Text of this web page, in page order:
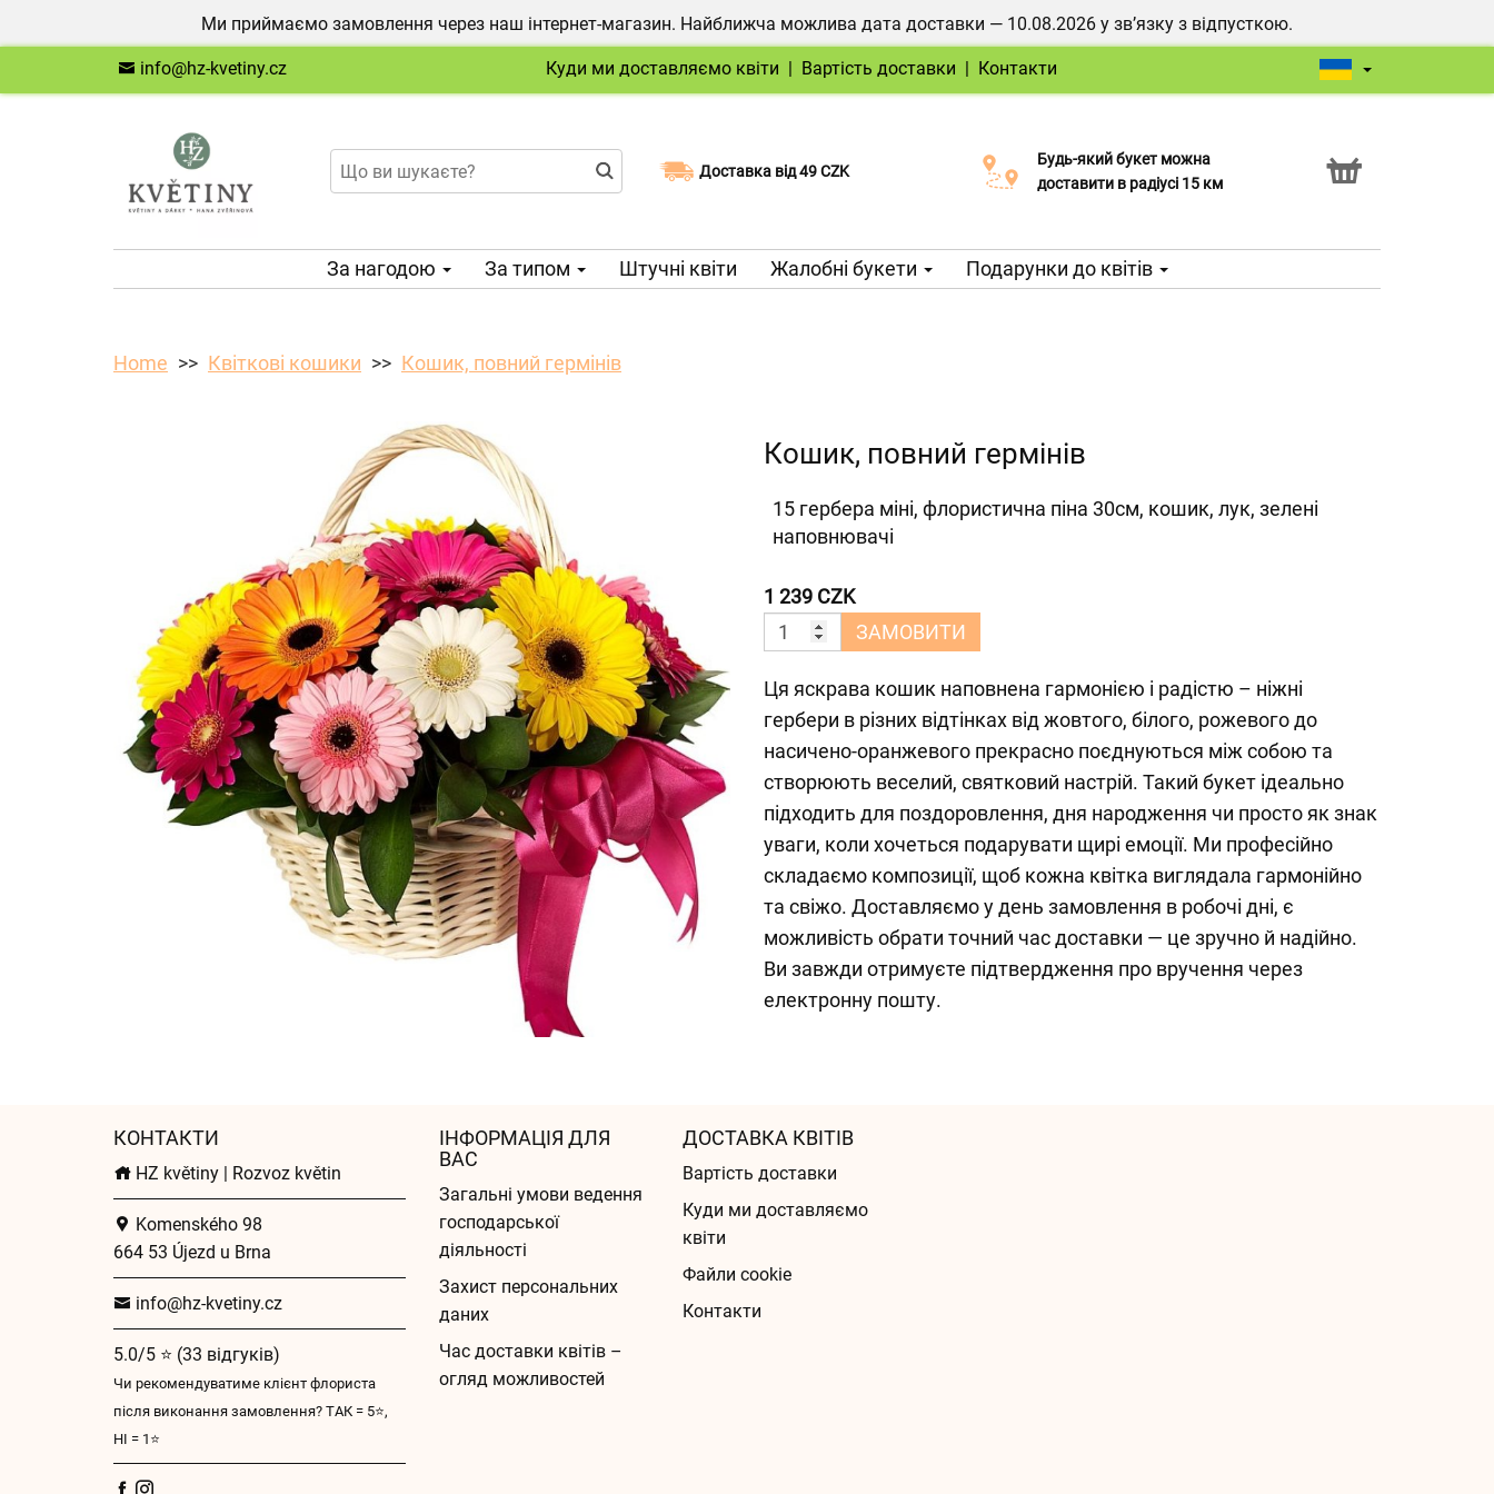
Ми приймаємо замовлення через наш інтернет-магазин. Найближча можлива дата доставки — 10.08.2026 у зв’язку з відпусткою.
info@hz-kvetiny.cz Куди ми доставляємо квіти | Вартість доставки | Контакти
Доставка від 49 CZK
Виберіть дату доставки
Будь-який букет можна
доставити в радіусі 15 км
Послуга Click & Collect
За нагодою За типом Штучні квіти Жалобні букети Подарунки до квітів
Home Квіткові кошики Кошик, повний гермінів
Кошик, повний гермінів
15 гербера міні, флористична піна 30см, кошик, лук, зелені
наповнювачі
1 239 CZK
ЗАМОВИТИ
Ця яскрава кошик наповнена гармонією і радістю – ніжні
гербери в різних відтінках від жовтого, білого, рожевого до
насичено-оранжевого прекрасно поєднуються між собою та
створюють веселий, святковий настрій. Такий букет ідеально
підходить для поздоровлення, дня народження чи просто як знак
уваги, коли хочеться подарувати щирі емоції. Ми професійно
складаємо композиції, щоб кожна квітка виглядала гармонійно
та свіжо. Доставляємо у день замовлення в робочі дні, є
можливість обрати точний час доставки — це зручно й надійно.
Ви завжди отримуєте підтвердження про вручення через
електронну пошту.
КОНТАКТИ
HZ květiny | Rozvoz květin
Komenského 98
664 53 Újezd u Brna
info@hz-kvetiny.cz
5.0/5 ⭐ (33 відгуків)
Чи рекомендуватиме клієнт флориста
після виконання замовлення? ТАК = 5⭐,
НІ = 1⭐
ІНФОРМАЦІЯ ДЛЯ
ВАС
Загальні умови ведення
господарської
діяльності
Захист персональних
даних
Час доставки квітів –
огляд можливостей
ДОСТАВКА КВІТІВ
Вартість доставки
Куди ми доставляємо
квіти
Файли cookie
Контакти